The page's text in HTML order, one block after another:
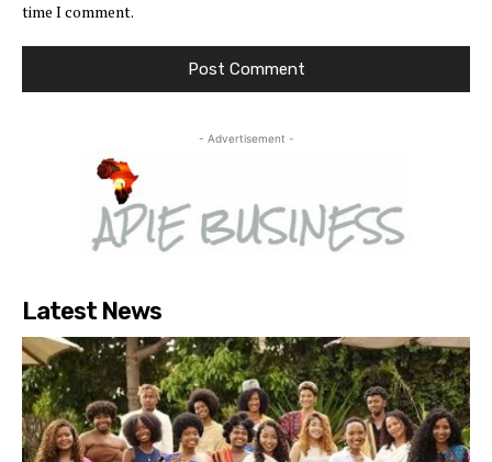
time I comment.
- Advertisement -
Latest News